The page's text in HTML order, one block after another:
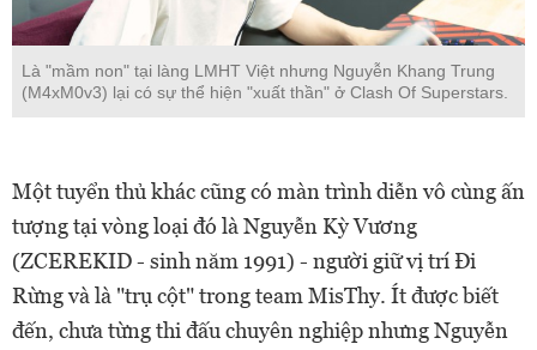
Là "mầm non" tại làng LMHT Việt nhưng Nguyễn Khang Trung
(M4xM0v3) lại có sự thể hiện "xuất thần" ở Clash Of Superstars.
Một tuyển thủ khác cũng có màn trình diễn vô cùng ấn
tượng tại vòng loại đó là Nguyễn Kỳ Vương
(ZCEREKID - sinh năm 1991) - người giữ vị trí Đi
Rừng và là "trụ cột" trong team MisThy. Ít được biết
đến, chưa từng thi đấu chuyên nghiệp nhưng Nguyễn